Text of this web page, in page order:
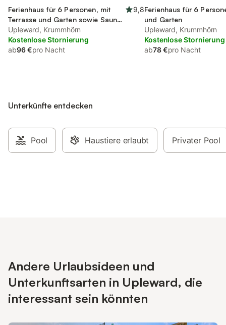
Ferienhaus für 6 Personen, mit
Terrasse und Garten sowie Sauna
und Ausblick
9,8
Upleward, Krummhörn
Kostenlose Stornierung
ab96 €pro Nacht
Ferienhaus für 6
und Garten
Upleward, Krummhörn
Kostenlose Stornierung
ab78 €pro Nacht
Unterkünfte entdecken
Pool Haustiere erlaubt Privater Pool
Andere Urlaubsideen und
Unterkunftsarten in Upleward, die
interessant sein könnten